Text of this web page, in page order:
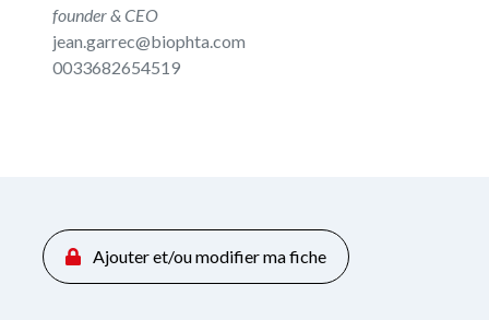
Ajouter et/ou modifier ma fiche
founder & CEO
jean.garrec@biophta.com
0033682654519